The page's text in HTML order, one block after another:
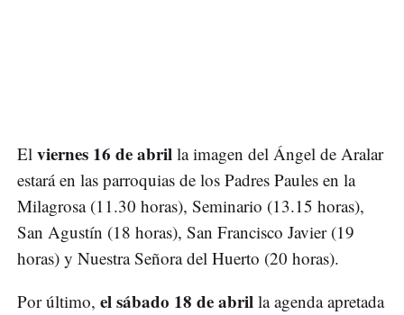
El viernes 16 de abril la imagen del Ángel de Aralar
estará en las parroquias de los Padres Paules en la
Milagrosa (11.30 horas), Seminario (13.15 horas),
San Agustín (18 horas), San Francisco Javier (19
horas) y Nuestra Señora del Huerto (20 horas).
Por último, el sábado 18 de abril la agenda apretada